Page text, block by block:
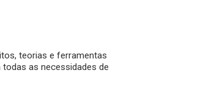
teorias e ferramentas
as necessidades de